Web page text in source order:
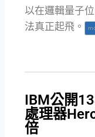
以在邏輯量子
法真正起飛。
IBM公開
處理器
倍